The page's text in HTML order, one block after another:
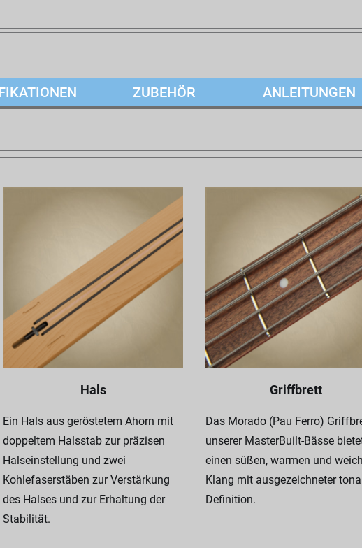
ZUBEHÖR ANLEITUNGEN
Hals
Ein Hals aus geröstetem Ahorn mit
doppeltem Halsstab zur präzisen
Halseinstellung und zwei
Kohlefaserstäben zur Verstärkung
des Halses und zur Erhaltung der
Stabilität.
Griffbrett
Das Morado (Pau Ferro)
unserer MasterBuilt-Bässe
einen süßen, warmen und
Klang mit ausgezeichneter
Definition.